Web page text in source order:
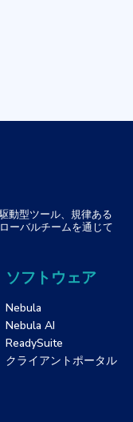
動型ツール、規律ある
ーバルチームを通じて
ソフトウェア
Nebula
Nebula AI
ReadySuite
クライアントポータル